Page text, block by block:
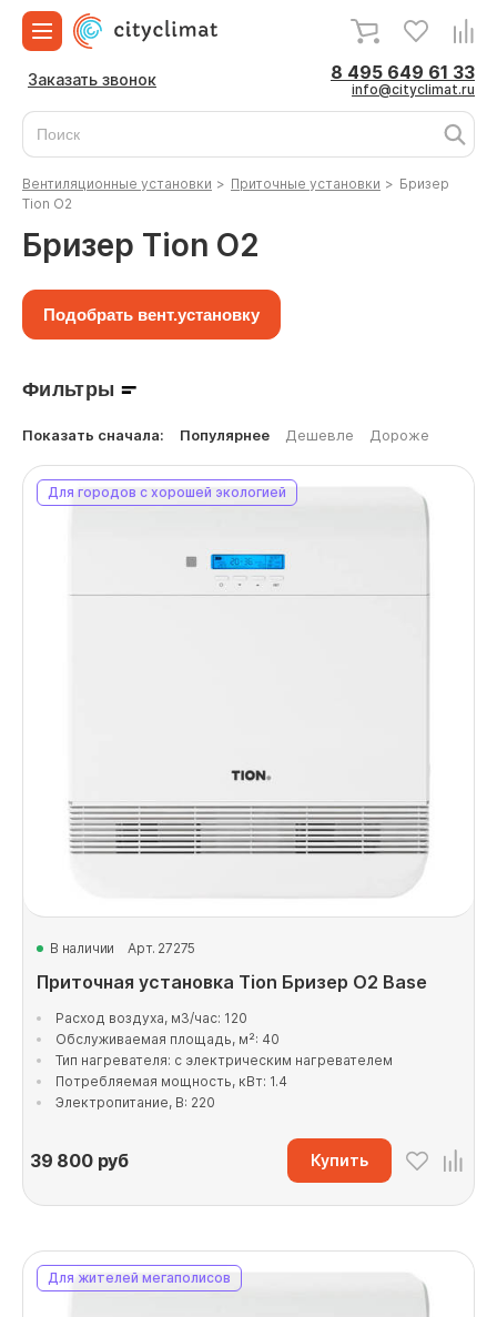
Заказать звонок 8 495 649 61 33
info@cityclimat.ru
Вентиляционные установки > Приточные установки > Бризер
Tion О2
Бризер Tion О2
Подобрать вент.установку
Фильтры
Показать сначала: Популярнее Дешевле Дороже
Для городов с хорошей экологией
В наличии Арт. 27275
Приточная установка Tion Бризер O2 Base
Расход воздуха, м3/час: 120
Обслуживаемая площадь, м²: 40
Тип нагревателя: с электрическим нагревателем
Потребляемая мощность, кВт: 1.4
Электропитание, В: 220
39 800руб Купить
Для жителей мегаполисов